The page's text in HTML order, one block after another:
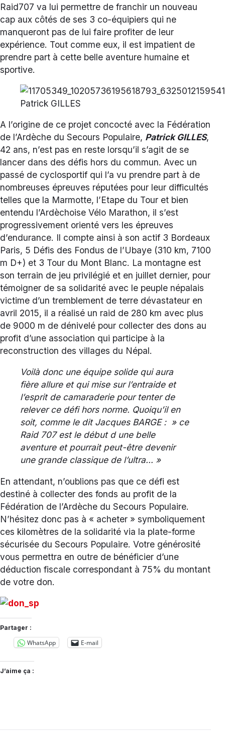
Raid707 va lui permettre de franchir un nouveau
cap aux côtés de ses 3 co-équipiers qui ne
manqueront pas de lui faire profiter de leur
expérience. Tout comme eux, il est impatient de
prendre part à cette belle aventure humaine et
sportive.
Patrick GILLES
A l’origine de ce projet concocté avec la Fédération
de l’Ardèche du Secours Populaire, Patrick GILLES,
42 ans, n’est pas en reste lorsqu’il s’agit de se
lancer dans des défis hors du commun. Avec un
passé de cyclosportif qui l’a vu prendre part à de
nombreuses épreuves réputées pour leur difficultés
telles que la Marmotte, l’Etape du Tour et bien
entendu l’Ardèchoise Vélo Marathon, il s’est
progressivement orienté vers les épreuves
d’endurance. Il compte ainsi à son actif 3 Bordeaux
Paris, 5 Défis des Fondus de l’Ubaye (310 km, 7100
m D+) et 3 Tour du Mont Blanc. La montagne est
son terrain de jeu privilégié et en juillet dernier, pour
témoigner de sa solidarité avec le peuple népalais
victime d’un tremblement de terre dévastateur en
avril 2015, il a réalisé un raid de 280 km avec plus
de 9000 m de dénivelé pour collecter des dons au
profit d’une association qui participe à la
reconstruction des villages du Népal.
Voilà donc une équipe solide qui aura
fière allure et qui mise sur l’entraide et
l’esprit de camaraderie pour tenter de
relever ce défi hors norme. Quoiqu’il en
soit, comme le dit Jacques BARGE : » ce
Raid 707 est le début d une belle
aventure et pourrait peut-être devenir
une grande classique de l’ultra… »
En attendant, n’oublions pas que ce défi est
destiné à collecter des fonds au profit de la
Fédération de l’Ardèche du Secours Populaire.
N’hésitez donc pas à « acheter » symboliquement
ces kilomètres de la solidarité via la plate-forme
sécurisée du Secours Populaire. Votre générosité
vous permettra en outre de bénéficier d’une
déduction fiscale correspondant à 75% du montant
de votre don.
Partager :
WhatsApp E-mail
J’aime ça :